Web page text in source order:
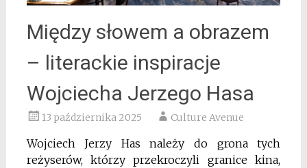
Między słowem a obrazem
– literackie inspiracje
Wojciecha Jerzego Hasa
13 października 2025 Culture Avenue
Wojciech Jerzy Has należy do grona tych
reżyserów, którzy przekroczyli granice kina,